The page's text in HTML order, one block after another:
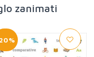
zanimati